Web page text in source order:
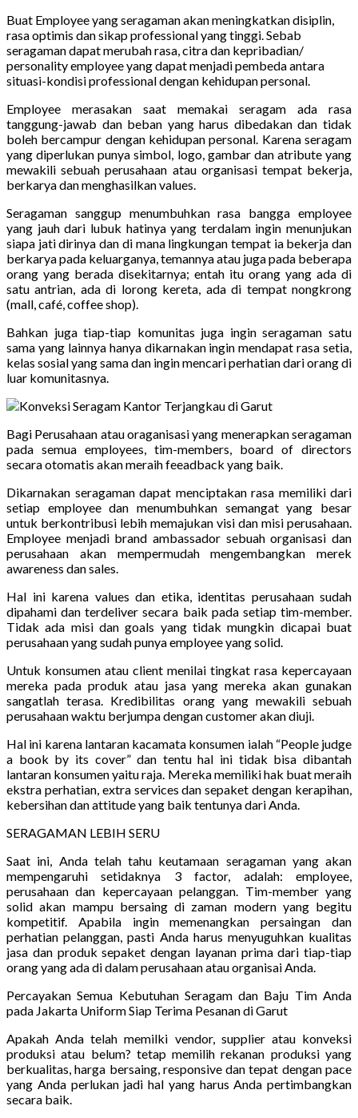
Buat Employee yang seragaman akan meningkatkan disiplin,
rasa optimis dan sikap professional yang tinggi. Sebab
seragaman dapat merubah rasa, citra dan kepribadian/
personality employee yang dapat menjadi pembeda antara
situasi-kondisi professional dengan kehidupan personal.
Employee merasakan saat memakai seragam ada rasa
tanggung-jawab dan beban yang harus dibedakan dan tidak
boleh bercampur dengan kehidupan personal. Karena seragam
yang diperlukan punya simbol, logo, gambar dan atribute yang
mewakili sebuah perusahaan atau organisasi tempat bekerja,
berkarya dan menghasilkan values.
Seragaman sanggup menumbuhkan rasa bangga employee
yang jauh dari lubuk hatinya yang terdalam ingin menunjukan
siapa jati dirinya dan di mana lingkungan tempat ia bekerja dan
berkarya pada keluarganya, temannya atau juga pada beberapa
orang yang berada disekitarnya; entah itu orang yang ada di
satu antrian, ada di lorong kereta, ada di tempat nongkrong
(mall, café, coffee shop).
Bahkan juga tiap-tiap komunitas juga ingin seragaman satu
sama yang lainnya hanya dikarnakan ingin mendapat rasa setia,
kelas sosial yang sama dan ingin mencari perhatian dari orang di
luar komunitasnya.
Bagi Perusahaan atau oraganisasi yang menerapkan seragaman
pada semua employees, tim-members, board of directors
secara otomatis akan meraih feeadback yang baik.
Dikarnakan seragaman dapat menciptakan rasa memiliki dari
setiap employee dan menumbuhkan semangat yang besar
untuk berkontribusi lebih memajukan visi dan misi perusahaan.
Employee menjadi brand ambassador sebuah organisasi dan
perusahaan akan mempermudah mengembangkan merek
awareness dan sales.
Hal ini karena values dan etika, identitas perusahaan sudah
dipahami dan terdeliver secara baik pada setiap tim-member.
Tidak ada misi dan goals yang tidak mungkin dicapai buat
perusahaan yang sudah punya employee yang solid.
Untuk konsumen atau client menilai tingkat rasa kepercayaan
mereka pada produk atau jasa yang mereka akan gunakan
sangatlah terasa. Kredibilitas orang yang mewakili sebuah
perusahaan waktu berjumpa dengan customer akan diuji.
Hal ini karena lantaran kacamata konsumen ialah “People judge
a book by its cover” dan tentu hal ini tidak bisa dibantah
lantaran konsumen yaitu raja. Mereka memiliki hak buat meraih
ekstra perhatian, extra services dan sepaket dengan kerapihan,
kebersihan dan attitude yang baik tentunya dari Anda.
SERAGAMAN LEBIH SERU
Saat ini, Anda telah tahu keutamaan seragaman yang akan
mempengaruhi setidaknya 3 factor, adalah: employee,
perusahaan dan kepercayaan pelanggan. Tim-member yang
solid akan mampu bersaing di zaman modern yang begitu
kompetitif. Apabila ingin memenangkan persaingan dan
perhatian pelanggan, pasti Anda harus menyuguhkan kualitas
jasa dan produk sepaket dengan layanan prima dari tiap-tiap
orang yang ada di dalam perusahaan atau organisai Anda.
Percayakan Semua Kebutuhan Seragam dan Baju Tim Anda
pada Jakarta Uniform Siap Terima Pesanan di Garut
Apakah Anda telah memilki vendor, supplier atau konveksi
produksi atau belum? tetap memilih rekanan produksi yang
berkualitas, harga bersaing, responsive dan tepat dengan pace
yang Anda perlukan jadi hal yang harus Anda pertimbangkan
secara baik.